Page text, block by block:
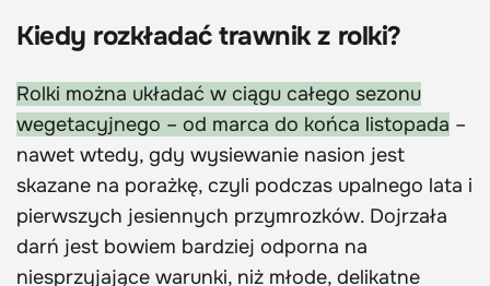
Kiedy rozkładać trawnik z rolki?
Rolki można układać w ciągu całego sezonu
wegetacyjnego – od marca do końca listopada –
nawet wtedy, gdy wysiewanie nasion jest
skazane na porażkę, czyli podczas upalnego lata i
pierwszych jesiennych przymrozków. Dojrzała
darń jest bowiem bardziej odporna na
niesprzyjające warunki, niż młode, delikatne